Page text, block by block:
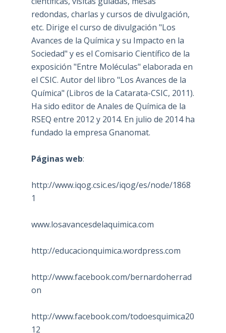
redondas, charlas y cursos de divulgación,
etc. Dirige el curso de divulgación "Los
Avances de la Química y su Impacto en la
Sociedad" y es el Comisario Científico de la
exposición "Entre Moléculas" elaborada en
el CSIC. Autor del libro "Los Avances de la
Química" (Libros de la Catarata-CSIC, 2011).
Ha sido editor de Anales de Química de la
RSEQ entre 2012 y 2014. En julio de 2014 ha
fundado la empresa Gnanomat.
Páginas web:
http://www.iqog.csic.es/iqog/es/node/1868
1
www.losavancesdelaquimica.com
http://educacionquimica.wordpress.com
http://www.facebook.com/bernardoherrad
on
http://www.facebook.com/todoesquimica20
12